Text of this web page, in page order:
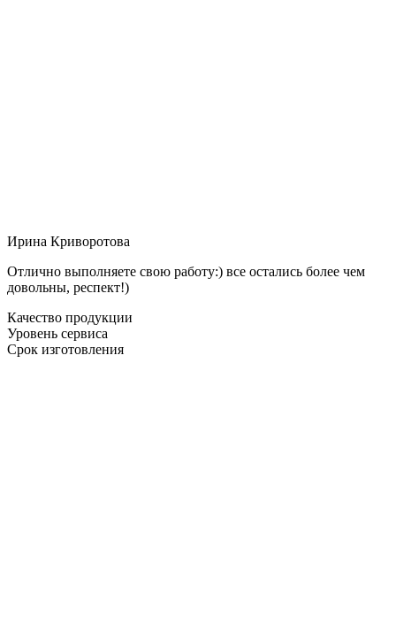
Ирина Криворотова
Отлично выполняете свою работу:) все остались более чем
довольны, респект!)
Качество продукции
Уровень сервиса
Срок изготовления